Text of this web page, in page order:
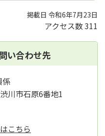
掲載日 令和6年7月23日
アクセス数311
い合わせ先
係
川市石原6番地1
こちら